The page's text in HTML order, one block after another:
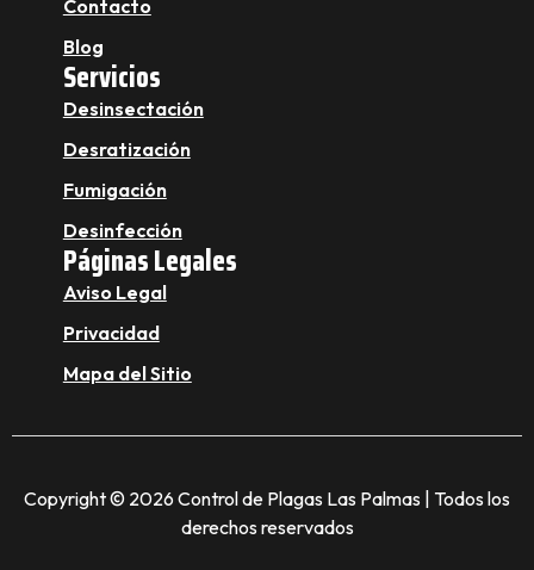
Contacto
Blog
Servicios
Desinsectación
Desratización
Fumigación
Desinfección
Páginas Legales
Aviso Legal
Privacidad
Mapa del Sitio
Copyright © 2026 Control de Plagas Las Palmas | Todos los
derechos reservados